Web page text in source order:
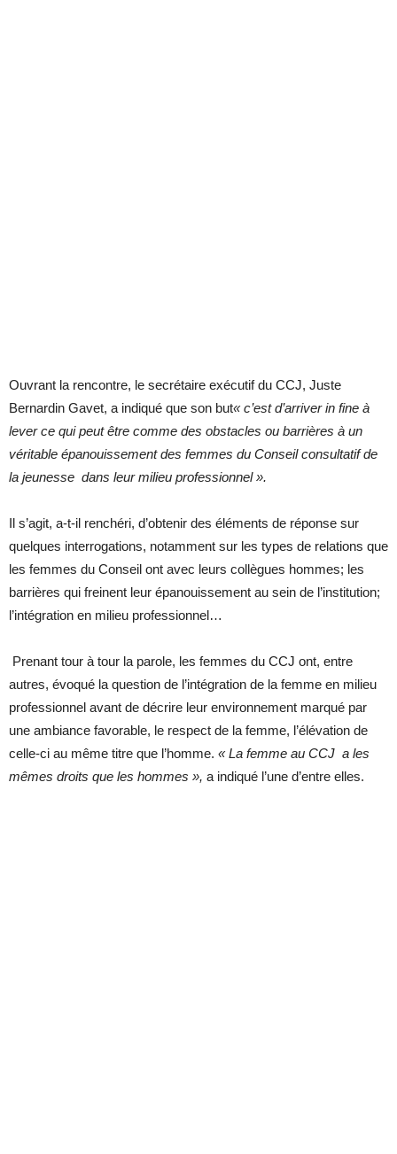
Ouvrant la rencontre, le secrétaire exécutif du CCJ, Juste
Bernardin Gavet, a indiqué que son but« c’est d’arriver in fine à
lever ce qui peut être comme des obstacles ou barrières à un
véritable épanouissement des femmes du Conseil consultatif de
la jeunesse dans leur milieu professionnel ».
Il s’agit, a-t-il renchéri, d’obtenir des éléments de réponse sur
quelques interrogations, notamment sur les types de relations que
les femmes du Conseil ont avec leurs collègues hommes; les
barrières qui freinent leur épanouissement au sein de l’institution;
l’intégration en milieu professionnel…
Prenant tour à tour la parole, les femmes du CCJ ont, entre
autres, évoqué la question de l’intégration de la femme en milieu
professionnel avant de décrire leur environnement marqué par
une ambiance favorable, le respect de la femme, l’élévation de
celle-ci au même titre que l’homme. « La femme au CCJ a les
mêmes droits que les hommes », a indiqué l’une d’entre elles.